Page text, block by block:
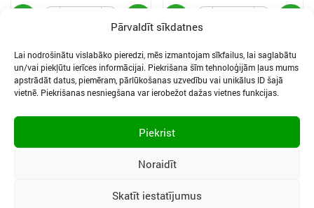
Pārvaldīt sīkdatnes
Lai nodrošinātu vislabāko pieredzi, mēs izmantojam sīkfailus, lai saglabātu
un/vai piekļūtu ierīces informācijai. Piekrišana šīm tehnoloģijām ļaus mums
apstrādāt datus, piemēram, pārlūkošanas uzvedību vai unikālus ID šajā
vietnē. Piekrišanas nesniegšana var ierobežot dažas vietnes funkcijas.
Piekrist
Noraidīt
Skatīt iestatījumus
УСЛОВИЯ ЗАКАЗА ТОВАРОВ
Vidzemes iela 3, Ogre, LV-5001 | Телефон: